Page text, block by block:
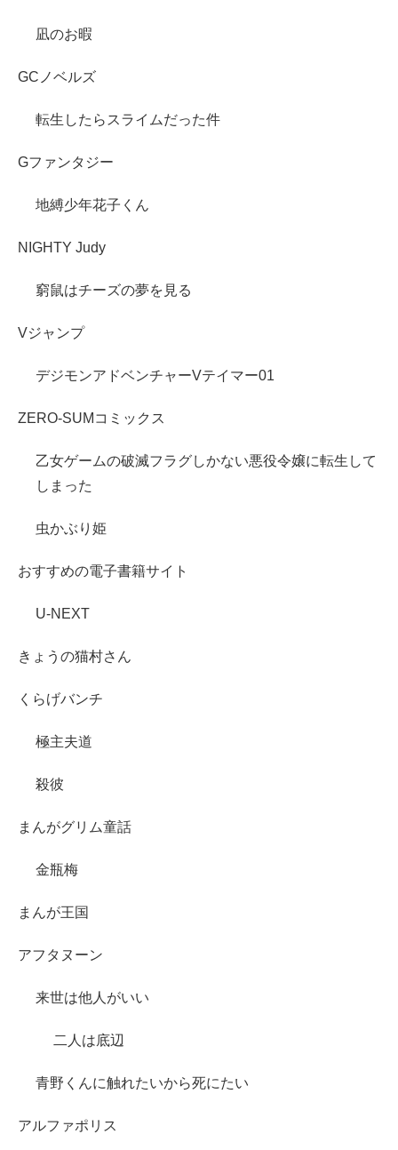
凪のお暇
GCノベルズ
転生したらスライムだった件
Gファンタジー
地縛少年花子くん
NIGHTY Judy
窮鼠はチーズの夢を見る
Vジャンプ
デジモンアドベンチャーVテイマー01
ZERO-SUMコミックス
乙女ゲームの破滅フラグしかない悪役令嬢に転生して
しまった
虫かぶり姫
おすすめの電子書籍サイト
U-NEXT
きょうの猫村さん
くらげバンチ
極主夫道
殺彼
まんがグリム童話
金瓶梅
まんが王国
アフタヌーン
来世は他人がいい
二人は底辺
青野くんに触れたいから死にたい
アルファポリス